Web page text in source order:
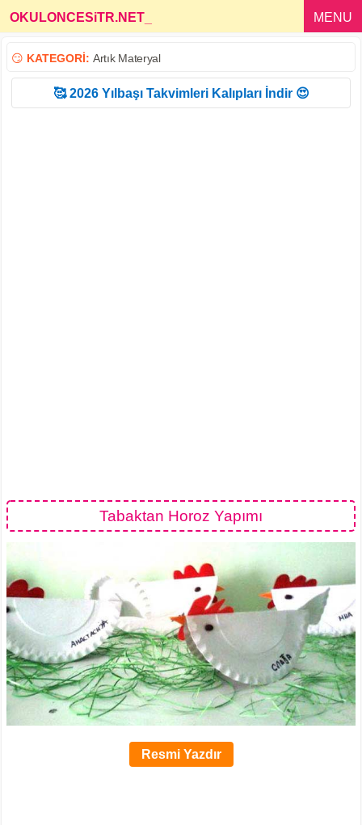
OKULONCESiTR.NET MENU
😏 KATEGORİ: Artık Materyal
🥰 2026 Yılbaşı Takvimleri Kalıpları İndir 😍
Tabaktan Horoz Yapımı
Resmi Yazdır